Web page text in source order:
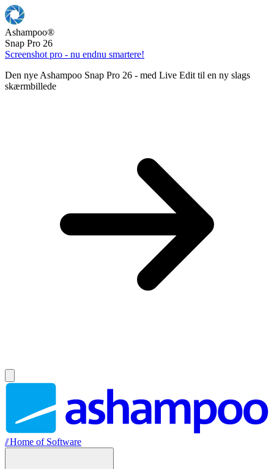
Ashampoo®
Snap Pro 26
Screenshot pro - nu endnu smartere!
Den nye Ashampoo Snap Pro 26 - med Live Edit til en ny slags
skærmbillede
//Home of Software